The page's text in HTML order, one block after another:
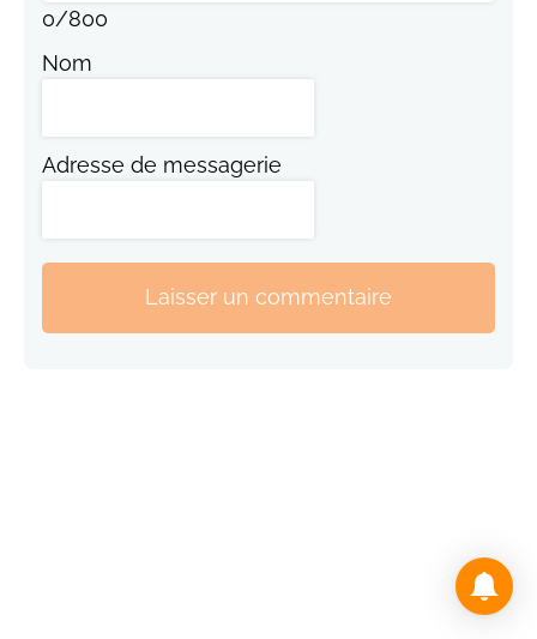
0/800
Nom
Adresse de messagerie
Laisser un commentaire